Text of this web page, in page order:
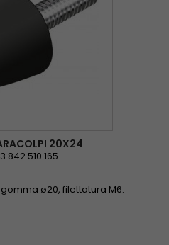
20X24
3 842 510 165
ø20, filettatura M6.